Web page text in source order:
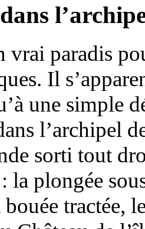
vrai paradis
Il
une simple
l’archipel
sorti tout
la plongée
tractée,